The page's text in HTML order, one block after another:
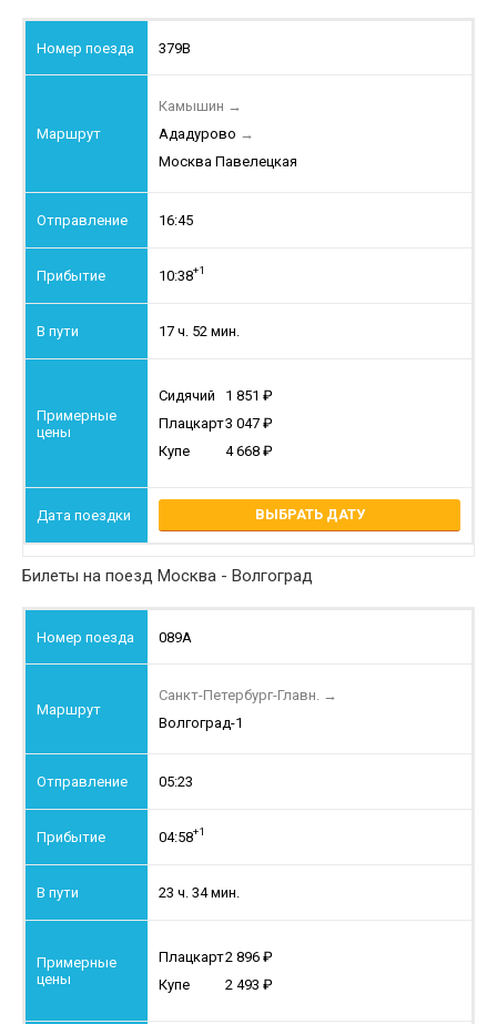
379В
Камышин →
Ададурово →
Москва Павелецкая
16:45
10:38+1
17 ч. 52 мин.
Сидячий
1 851
Плацкарт3 047
Купе
4 668
ВЫБРАТЬ ДАТУ
Билеты на поезд Москва - Волгоград
089А
Санкт-Петербург-Главн. →
Волгоград-1
05:23
04:58+1
23 ч. 34 мин.
Плацкарт2 896
Купе
2 493